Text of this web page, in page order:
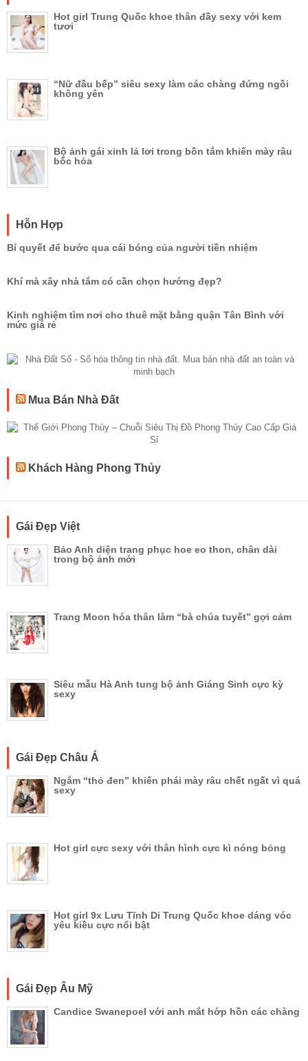
Hot girl Trung Quốc khoe thân đầy sexy với kem
tươi
“Nữ đầu bếp” siêu sexy làm các chàng đứng ngồi
không yên
Bộ ảnh gái xinh lả lơi trong bồn tắm khiến mày râu
bốc hỏa
Hỗn Hợp
Bí quyết để bước qua cái bóng của người tiền nhiệm
Khí mà xây nhà tắm có cần chọn hướng đẹp?
Kinh nghiệm tìm nơi cho thuê mặt bằng quận Tân Bình với
mức giá rẻ
Mua Bán Nhà Đất
Khách Hàng Phong Thủy
Gái Đẹp Việt
Bảo Anh diện trang phục hoe eo thon, chân dài
trong bộ ảnh mới
Trang Moon hóa thân làm “bà chúa tuyết” gợi cảm
Siêu mẫu Hà Anh tung bộ ảnh Giáng Sinh cực kỳ
sexy
Gái Đẹp Châu Á
Ngắm “thỏ đen” khiến phái mày râu chết ngất vì quá
sexy
Hot girl cực sexy với thân hình cực kì nóng bỏng
Hot girl 9x Lưu Tĩnh Di Trung Quốc khoe dáng vóc
yêu kiều cực nổi bật
Gái Đẹp Âu Mỹ
Candice Swanepoel với anh mắt hớp hồn các chàng